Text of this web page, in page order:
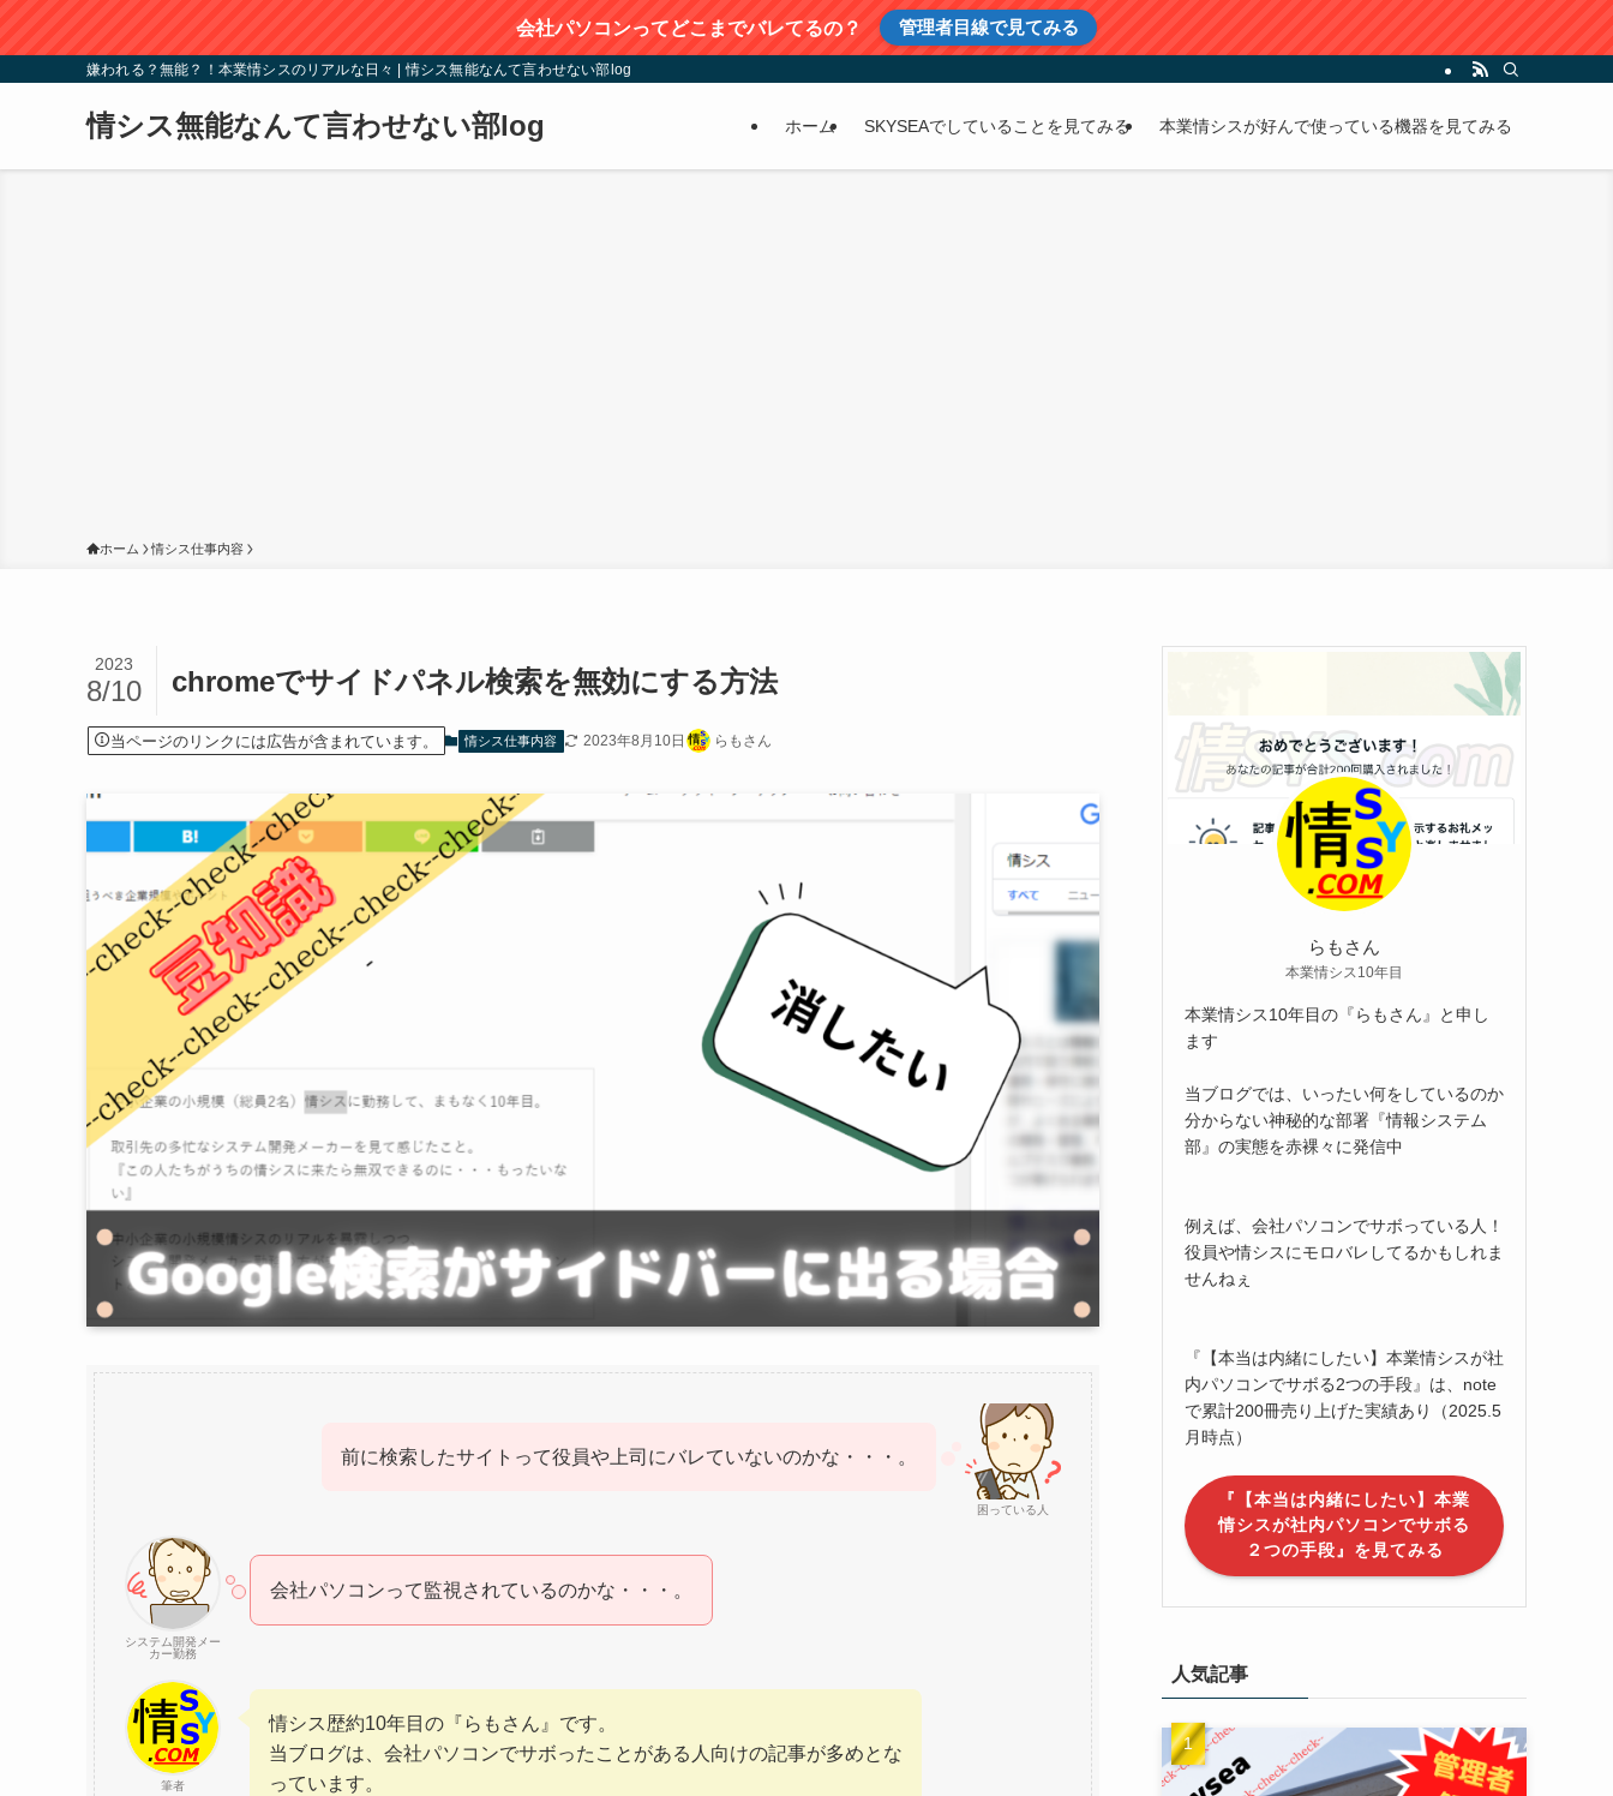
会社パソコンってどこまでバレてるの？ 管理者目線で見てみる
嫌われる？無能？！本業情シスのリアルな日々 | 情シス無能なんて言わせない部log
情シス無能なんて言わせない部log ホーム SKYSEAでしていることを見てみる 本業情シスが好んで使っている機器を見てみる
ホーム 情シス仕事内容
chromeでサイドパネル検索を無効にする方法
2023
8/10
当ページのリンクには広告が含まれています。 情シス仕事内容 2023年8月10日 らもさん
困っている人
前に検索したサイトって役員や上司にバレていないのかな・・・。
システム開発メー
カー勤務
会社パソコンって監視されているのかな・・・。
筆者
情シス歴約10年目の『らもさん』です。
当ブログは、会社パソコンでサボったことがある人向けの記事が多めとな
っています。
らもさん
本業情シス10年目
本業情シス10年目の『らもさん』と申し
ます
当ブログでは、いったい何をしているのか
分からない神秘的な部署『情報システム
部』の実態を赤裸々に発信中
例えば、会社パソコンでサボっている人！
役員や情シスにモロバレしてるかもしれま
せんねぇ
『【本当は内緒にしたい】本業情シスが社
内パソコンでサボる2つの手段』は、note
で累計200冊売り上げた実績あり（2025.5
月時点）
『【本当は内緒にしたい】本業
情シスが社内パソコンでサボる
２つの手段』を見てみる
人気記事